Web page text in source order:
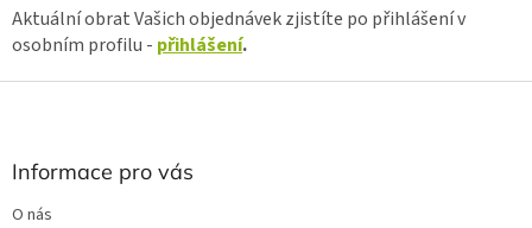
Aktuální obrat Vašich objednávek zjistíte po přihlášení v
osobním profilu - přihlášení.
Z
Informace pro vás
O nás